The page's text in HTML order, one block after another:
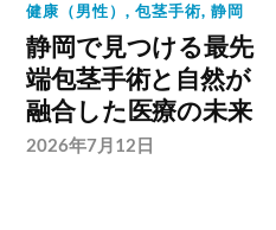
健康（男性）,包茎手術,静岡
静岡で見つける最先
端包茎手術と自然が
融合した医療の未来
2026年7月12日